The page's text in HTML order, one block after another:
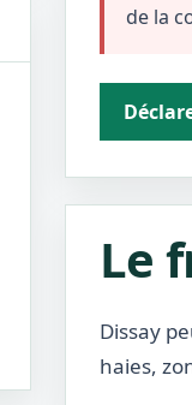
de la
Le
Dissay
haies,